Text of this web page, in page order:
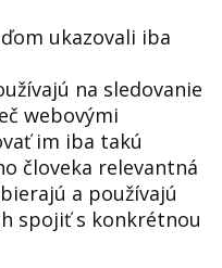
ukazovali iba
na sledovanie
webovými
im iba takú
človeka relevantná
a používajú
spojiť s konkrétnou